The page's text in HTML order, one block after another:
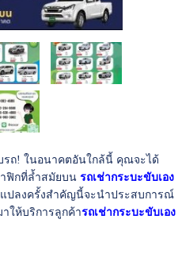
! ในอนาคตอันใกล้นี้ คุณจะได้
ฟิกที่ล้ำสมัยบน รถเช่ากระบะขับเอง
ปลงครั้งสำคัญนี้จะนำประสบการณ์
ให้บริการลูกค้ารถเช่ากระบะขับเอง